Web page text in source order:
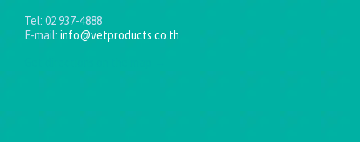
Tel: 02 937-4888
E-mail: info@vetproducts.co.th